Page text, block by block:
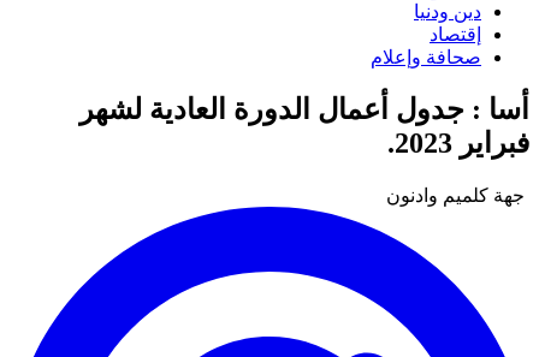
دين ودنيا
إقتصاد
صحافة وإعلام
أسا : جدول أعمال الدورة العادية لشهر
فبراير 2023.
جهة كلميم وادنون